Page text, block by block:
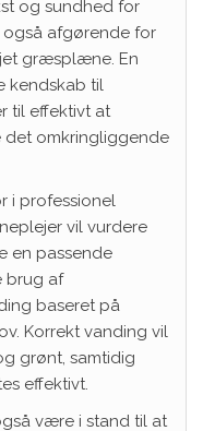
og sundhed for
afgørende for
græsplæne. En
kendskab til
til effektivt at
det omkringliggende
i professionel
vil vurdere
en passende
brug af
baseret på
Korrekt vanding vil
grønt, samtidig
effektivt.
være i stand til at